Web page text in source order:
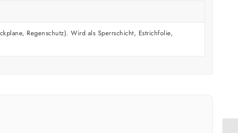
Regenschutz). Wird als Sperrschicht, Estrichfolie,